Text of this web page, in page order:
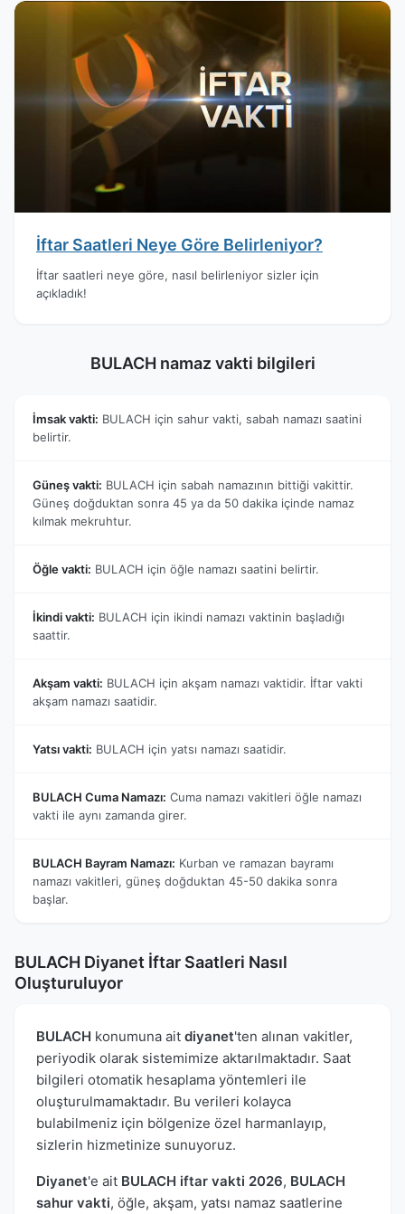
İftar Saatleri Neye Göre Belirleniyor?
İftar saatleri neye göre, nasıl belirleniyor sizler için
açıkladık!
BULACH namaz vakti bilgileri
İmsak vakti: BULACH için sahur vakti, sabah namazı saatini
belirtir.
Güneş vakti: BULACH için sabah namazının bittiği vakittir.
Güneş doğduktan sonra 45 ya da 50 dakika içinde namaz
kılmak mekruhtur.
Öğle vakti: BULACH için öğle namazı saatini belirtir.
İkindi vakti: BULACH için ikindi namazı vaktinin başladığı
saattir.
Akşam vakti: BULACH için akşam namazı vaktidir. İftar vakti
akşam namazı saatidir.
Yatsı vakti: BULACH için yatsı namazı saatidir.
BULACH Cuma Namazı: Cuma namazı vakitleri öğle namazı
vakti ile aynı zamanda girer.
BULACH Bayram Namazı: Kurban ve ramazan bayramı
namazı vakitleri, güneş doğduktan 45-50 dakika sonra
başlar.
BULACH Diyanet İftar Saatleri Nasıl
Oluşturuluyor
BULACH konumuna ait diyanet'ten alınan vakitler,
periyodik olarak sistemimize aktarılmaktadır. Saat
bilgileri otomatik hesaplama yöntemleri ile
oluşturulmamaktadır. Bu verileri kolayca
bulabilmeniz için bölgenize özel harmanlayıp,
sizlerin hizmetinize sunuyoruz.
Diyanet'e ait BULACH iftar vakti 2026, BULACH
sahur vakti, öğle, akşam, yatsı namaz saatlerine